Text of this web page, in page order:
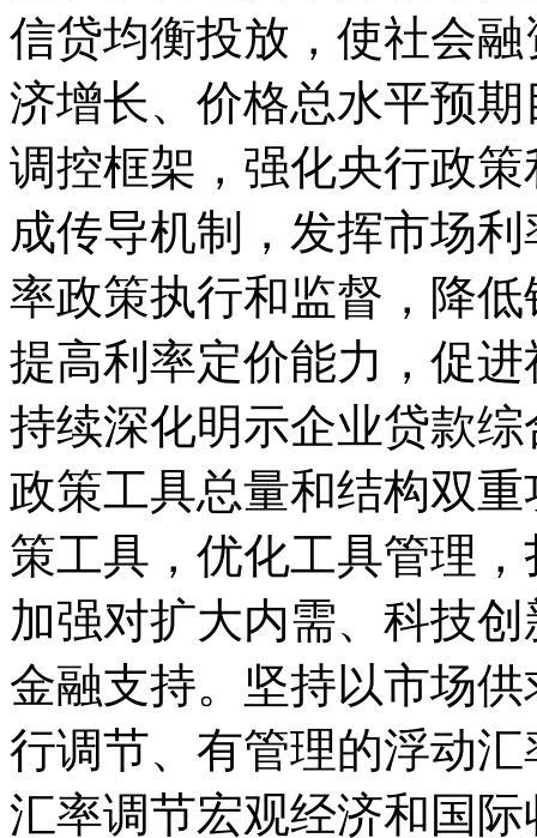
信贷均衡投放，使社会
济增长、价格总水平预
调控框架，强化央行政
成传导机制，发挥市场
率政策执行和监督，降
提高利率定价能力，促
持续深化明示企业贷款
政策工具总量和结构双
策工具，优化工具管理
加强对扩大内需、科技
金融支持。坚持以市场
行调节、有管理的浮动
汇率调节宏观经济和国